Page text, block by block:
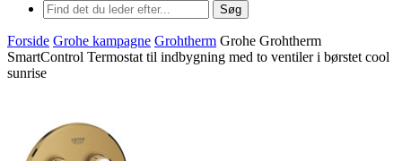
Søg
Forside Grohe kampagne Grohtherm Grohe Grohtherm
SmartControl Termostat til indbygning med to ventiler i børstet cool
sunrise